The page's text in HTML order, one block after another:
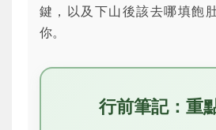
鍵，以及下山後該去哪填飽
你。
行前筆記：重